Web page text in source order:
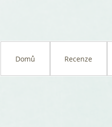
Domů Recenze